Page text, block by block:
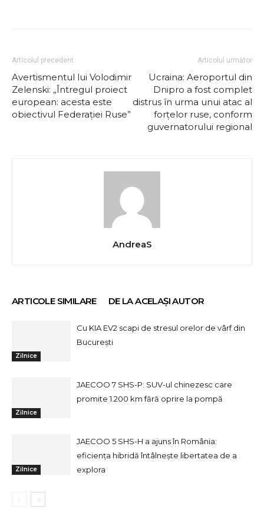
Articolul precedent
Avertismentul lui Volodimir
Zelenski: „Întregul proiect
european: acesta este
obiectivul Federaţiei Ruse”
Articolul următor
Ucraina: ​Aeroportul din
Dnipro a fost complet
distrus în urma unui atac al
forţelor ruse, conform
guvernatorului regional
AndreaS
ARTICOLE SIMILARE DE LA ACELAȘI AUTOR
Zilnice
Cu KIA EV2 scapi de stresul orelor de vârf din
București
Zilnice
JAECOO 7 SHS-P: SUV-ul chinezesc care
promite 1.200 km fără oprire la pompă
Zilnice
JAECOO 5 SHS-H a ajuns în România:
eficiența hibridă întâlnește libertatea de a
explora